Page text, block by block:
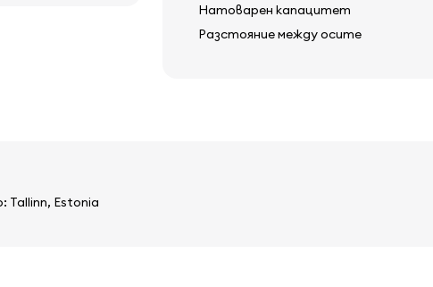
Натоварен капацитет
Разстояние между осите
Estonia